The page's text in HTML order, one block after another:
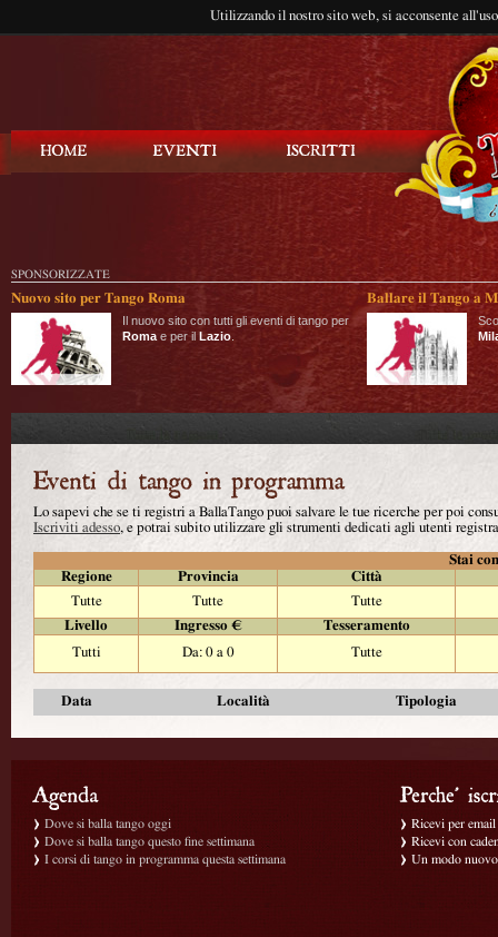
Utilizzando il nostro sito web, si acconsente
SPONSORIZZATE
Nuovo sito per Tango Roma
Il nuovo sito con tutti gli eventi di tango per
Roma e per il Lazio
Ballare il Tango a
Lo sapevi che se ti registri a BallaTango puoi salvare le tue ricerche per poi
Iscriviti adesso, e potrai subito utilizzare gli strumenti dedicati agli utenti
Stai
Regione
Provincia
Città
Tutte
Tutte
Tutte
Livello
Ingresso €
Tesseramento
Tutti
Da: 0 a 0 Tutte
Data Località Tipologia
Dove si balla tango oggi
Dove si balla tango questo fine settimana
I corsi di tango in programma questa settimana
Ricevi per
Ricevi con
Un modo